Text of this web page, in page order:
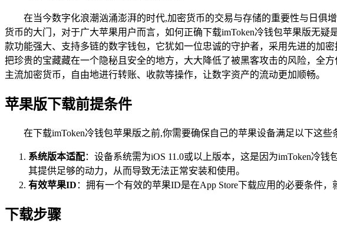
在当今数字化浪潮汹涌澎湃的时代,加密货币的交易与存储的重要性与日俱
货币的大门，对于广大苹果用户而言，如何正确下载imToken冷钱包苹果版无
款功能强大、支持多链的数字钱包，它犹如一位忠诚的守护者，采用先进的加
把珍贵的宝藏藏在一个隐秘且安全的地方，大大降低了被黑客攻击的风险，全
主流加密货币，自由地进行转账、收款等操作，让数字资产的流动更加顺畅。
苹果版下载前提条件
在下载imToken冷钱包苹果版之前,你需要确保自己的苹果设备满足以下这些
系统版本适配：设备系统需为iOS 11.0或以上版本，这是因为imToken冷
其提供足够的动力，从而导致无法正常安装和使用。
有效苹果ID ：拥有一个有效的苹果ID是在App Store下载应用的必要条件
下载步骤